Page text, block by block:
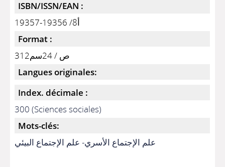
ISBN/ISSN/EAN :
أ8/ 19356-19357
Format :
312ص / 24سم
Langues originales:
Index. décimale :
300 (Sciences sociales)
Mots-clés:
علم الإجتماع الأسري- علم الإجتماع البيئي